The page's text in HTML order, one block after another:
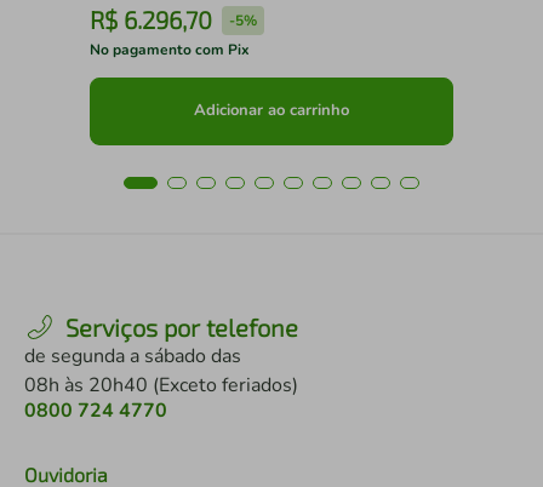
R$ 6.296,70 -5%
No pagamento com Pix
Adicionar ao carrinho
Serviços por telefone
de segunda a sábado das
08h às 20h40 (Exceto feriados)
0800 724 4770
Ouvidoria